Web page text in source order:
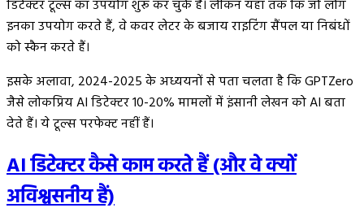
डिटेक्टर टूल्स का उपयोग शुरू कर चुके हैं। लेकिन यहाँ तक कि जो लोग
इनका उपयोग करते हैं, वे कवर लेटर के बजाय राइटिंग सैंपल या निबंधों
को स्कैन करते हैं।
इसके अलावा, 2024-2025 के अध्ययनों से पता चलता है कि GPTZero
जैसे लोकप्रिय AI डिटेक्टर 10-20% मामलों में इंसानी लेखन को AI बता
देते हैं। ये टूल्स परफेक्ट नहीं हैं।
AI डिटेक्टर कैसे काम करते हैं (और वे क्यों
अविश्वसनीय हैं)